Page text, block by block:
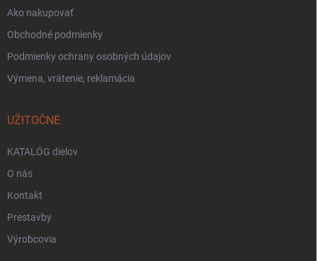
Ako nakupovať
Obchodné podmienky
Podmienky ochrany osobných údajov
Výmena, vrátenie, reklamácia
UŽITOČNE
KATALÓG dielov
O nás
Kontakt
Prestavby
Výrobcovia